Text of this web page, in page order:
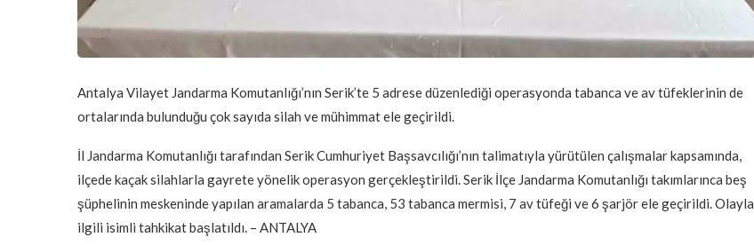
Antalya Vilayet Jandarma Komutanlığı’nın Serik’te 5 adrese düzenlediği operasyonda tabanca ve av tüfeklerinin de
ortalarında bulunduğu çok sayıda silah ve mühimmat ele geçirildi.
İl Jandarma Komutanlığı tarafından Serik Cumhuriyet Başsavcılığı’nın talimatıyla yürütülen çalışmalar kapsamında,
ilçede kaçak silahlarla gayrete yönelik operasyon gerçekleştirildi. Serik İlçe Jandarma Komutanlığı takımlarınca beş
şüphelinin meskeninde yapılan aramalarda 5 tabanca, 53 tabanca mermisi, 7 av tüfeği ve 6 şarjör ele geçirildi. Olayla
ilgili isimli tahkikat başlatıldı. – ANTALYA